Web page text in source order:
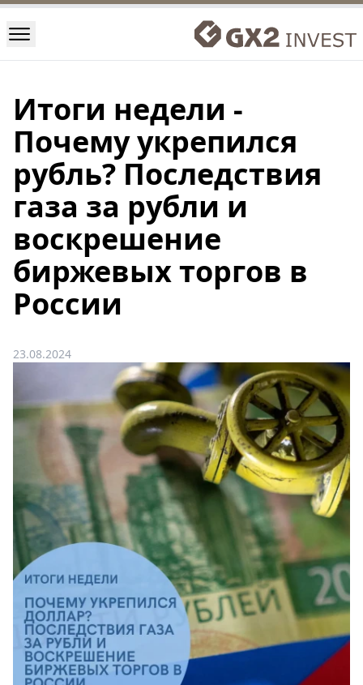
Итоги недели -
Почему укрепился
рубль? Последствия
газа за рубли и
воскрешение
биржевых торгов в
России
23.08.2024